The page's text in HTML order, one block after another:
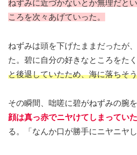
ねずみに近づかないとか無理だと
ころを次々あげていった。
ねずみは頭を下げたままだったが
た。碧に自分の好きなところをたく
と後退していたため、海に落ちそ
その瞬間、咄嗟に碧がねずみの腕を
顔は真っ赤でニヤけてしまっていた
る。「なんか口が勝手にニヤニヤ